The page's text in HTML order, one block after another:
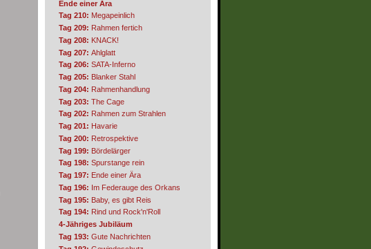
Ende einer Ära
Tag 210: Megapeinlich
Tag 209: Rahmen fertich
Tag 208: KNACK!
Tag 207: Ahlglatt
Tag 206: SATA-Inferno
Tag 205: Blanker Stahl
Tag 204: Rahmenhandlung
Tag 203: The Cage
Tag 202: Rahmen zum Strahlen
Tag 201: Havarie
Tag 200: Retrospektive
Tag 199: Bördelärger
Tag 198: Spurstange rein
Tag 197: Ende einer Ära
Tag 196: Im Federauge des Orkans
Tag 195: Baby, es gibt Reis
Tag 194: Rind und Rock'n'Roll
4-Jähriges Jubiläum
Tag 193: Gute Nachrichten